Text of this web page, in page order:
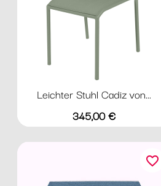
Leichter Stuhl Cadiz von...
Preis
345,00 €
favorite_border